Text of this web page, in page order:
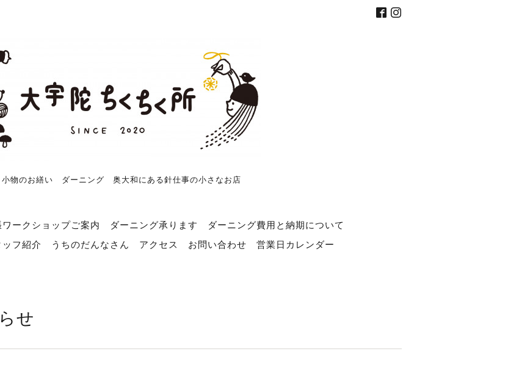
小物のお繕い ダーニング 奥大和にある針仕事の小さなお店
ワークショップご案内 ダーニング承ります
ダーニング費用と納期について
ッフ紹介 うちのだんなさん アクセス お問い合わせ 営業日カレンダー
せ